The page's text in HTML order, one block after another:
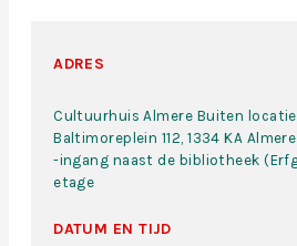
ADRES
Cultuurhuis Almere Buiten locatie
Baltimoreplein 112, 1334 KA Almere
-ingang naast de bibliotheek
etage
DATUM EN TIJD